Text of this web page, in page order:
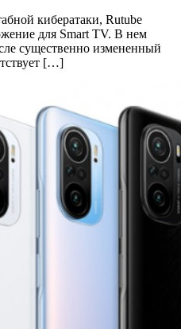
кибератаки, Rutube
для Smart TV. В нем
существенно измененный
[…]